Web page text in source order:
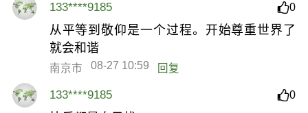
133****9185 0
从平等到敬仰是一个过程。开始尊重世界了
就会和谐
南京市 08-27 10:59 回复
133****9185 0